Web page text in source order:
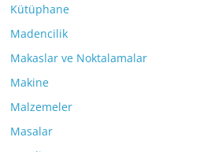
Kütüphane
Madencilik
Makaslar ve Noktalamalar
Makine
Malzemeler
Masalar